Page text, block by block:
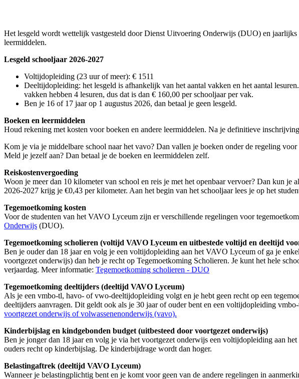
Het lesgeld wordt wettelijk vastgesteld door Dienst Uitvoering Onderwijs (DUO) en jaarlijks
leermiddelen.
Lesgeld schooljaar 2026-2027
Voltijdopleiding (23 uur of meer): € 1511
Deeltijdopleiding: het lesgeld is afhankelijk van het aantal vakken en het aantal
vakken hebben 4 lesuren, dus dat is dan € 160,00 per schooljaar per vak.
Ben je 16 of 17 jaar op 1 augustus 2026, dan betaal je geen lesgeld.
Boeken en leermiddelen
Houd rekening met kosten voor boeken en andere leermiddelen. Na je definitieve
Kom je via je middelbare school naar het vavo? Dan vallen je boeken onder de regeling voor
Meld je jezelf aan? Dan betaal je de boeken en leermiddelen zelf.
Reiskostenvergoeding
Woon je meer dan 10 kilometer van school en reis je met het openbaar vervoer? Dan kun je
2026-2027 krijg je €0,43 per kilometer. Aan het begin van het schooljaar lees je op het
Tegemoetkoming kosten
Voor de studenten van het VAVO Lyceum zijn er verschillende regelingen voor
Onderwijs (DUO).
Tegemoetkoming scholieren (voltijd VAVO Lyceum en uitbestede voltijd en deeltijd
Ben je ouder dan 18 jaar en volg je een voltijdopleiding aan het VAVO Lyceum of ga je
voortgezet onderwijs) dan heb je recht op Tegemoetkoming Scholieren. Je kunt het hele
verjaardag. Meer informatie: Tegemoetkoming scholieren - DUO
Tegemoetkoming deeltijders (deeltijd VAVO Lyceum)
Als je een vmbo-tl, havo- of vwo-deeltijdopleiding volgt en je hebt geen recht op een
deeltijders aanvragen. Dit geldt ook als je 30 jaar of ouder bent en een voltijdopleiding
voortgezet onderwijs of volwassenenonderwijs (vavo).
Kinderbijslag en kindgebonden budget (uitbesteed door voortgezet onderwijs)
Ben je jonger dan 18 jaar en volg je via het voortgezet onderwijs een voltijdopleiding aan
ouders recht op kinderbijslag. De kinderbijdrage wordt dan hoger.
Belastingaftrek (deeltijd VAVO Lyceum)
Wanneer je belastingplichtig bent en je komt voor geen van de andere regelingen in